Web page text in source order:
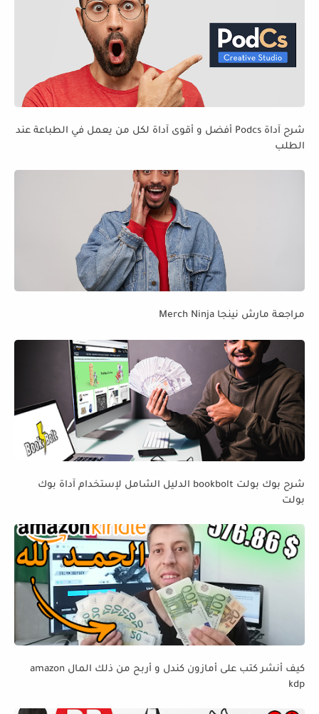
شرح آداة Podcs أفضل و أقوى آداة لكل من يعمل في الطباعة عند
الطلب
مراجعة مارش نينجا Merch Ninja
شرح بوك بولت bookbolt الدليل الشامل لإستخدام آداة بوك
بولت
كيف أنشر كتب على أمازون كندل و أربح من ذلك المال amazon
kdp